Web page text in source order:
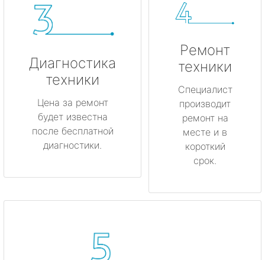
Диагностика
техники
Цена за ремонт
будет известна
после бесплатной
диагностики.
Ремонт
техники
Специалист
производит
ремонт на
месте и в
короткий
срок.